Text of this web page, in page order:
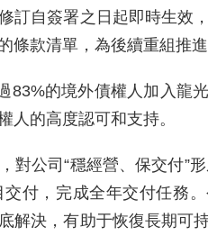
訂自簽署之日起即時生效
條款清單，為後續重組推進
83%的境外債權人加入龍
人的高度認可和支持。
對公司“穩經營、保交付”
付，完成全年交付任務
解決，有助于恢復長期可